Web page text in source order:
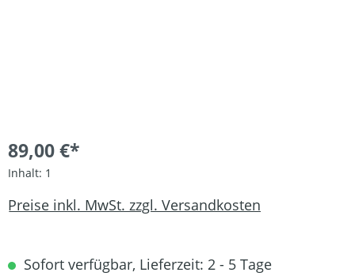
89,00 €*
Inhalt: 1
Preise inkl. MwSt. zzgl. Versandkosten
Sofort verfügbar, Lieferzeit: 2 - 5 Tage